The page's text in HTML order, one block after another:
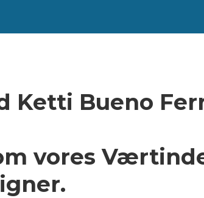
Ketti Bueno
vores